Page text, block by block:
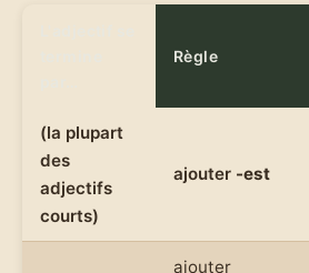
Règle
(la plupart
des
adjectifs
courts)
ajouter -est
ajouter